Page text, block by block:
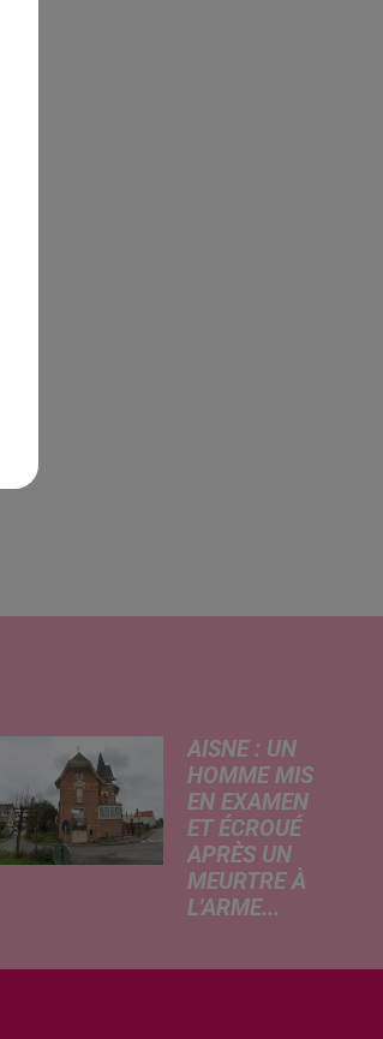
AISNE : UN
HOMME MIS
EN EXAMEN
ET ÉCROUÉ
APRÈS UN
MEURTRE À
L'ARME...
produit au cours